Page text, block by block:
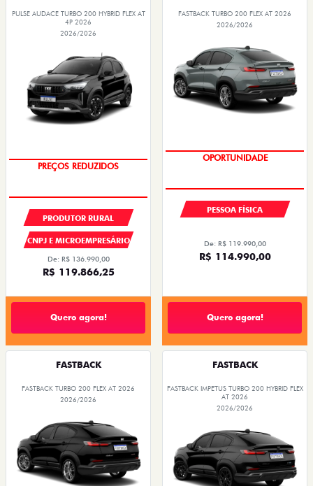
PULSE AUDACE TURBO 200 HYBRID FLEX AT
4P 2026
2026/2026
OPORTUNIDADE
PRODUTOR RURAL
CNPJ E MICROEMPRESÁRIO
De: R$ 136.990,00
R$ 119.866,25
Quero agora!
FASTBACK TURBO 200 FLEX AT 2026
2026/2026
EMPLACAMENTO GRÁTIS
PESSOA FÍSICA
De: R$ 119.990,00
R$ 114.990,00
Quero agora!
FASTBACK
FASTBACK TURBO 200 FLEX AT 2026
2026/2026
FASTBACK
FASTBACK IMPETUS TURBO 200 HYBRID FLEX
AT 2026
2026/2026